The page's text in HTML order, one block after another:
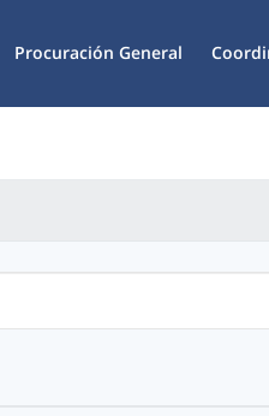
Procuración General